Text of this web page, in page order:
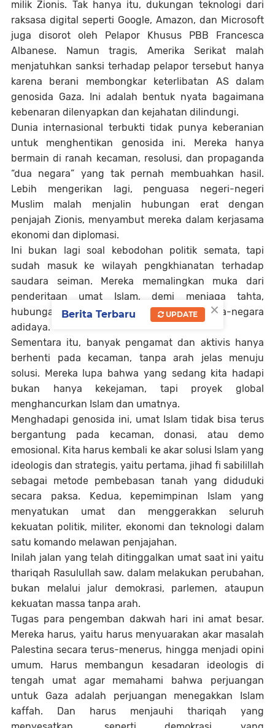
milik Zionis. Tak hanya itu, dukungan teknologi dari
raksasa digital seperti Google, Amazon, dan Microsoft
juga disorot oleh Pelapor Khusus PBB Francesca
Albanese. Namun tragis, Amerika Serikat malah
menjatuhkan sanksi terhadap pelapor tersebut hanya
karena berani membongkar keterlibatan AS dalam
genosida Gaza. Ini adalah bentuk nyata bagaimana
kebenaran dilenyapkan dan kejahatan dilindungi.
Dunia internasional terbukti tidak punya keberanian
untuk menghentikan genosida ini. Mereka hanya
bermain di ranah kecaman, resolusi, dan propaganda
“dua negara” yang tak pernah membuahkan hasil.
Lebih mengerikan lagi, penguasa negeri-negeri
Muslim malah menjalin hubungan erat dengan
penjajah Zionis, menyambut mereka dalam kerjasama
ekonomi dan diplomasi.
Ini bukan lagi soal kebodohan politik semata, tapi
sudah masuk ke wilayah pengkhianatan terhadap
saudara seiman. Mereka memalingkan muka dari
penderitaan umat Islam, demi menjaga tahta,
hubungan diplomatik, dan restu dari negara-negara
adidaya.
Sementara itu, banyak pengamat dan aktivis hanya
berhenti pada kecaman, tanpa arah jelas menuju
solusi. Mereka lupa bahwa yang sedang kita hadapi
bukan hanya kekejaman, tapi proyek global
menghancurkan Islam dan umatnya.
Menghadapi genosida ini, umat Islam tidak bisa terus
bergantung pada kecaman, donasi, atau demo
emosional. Kita harus kembali ke akar solusi Islam yang
ideologis dan strategis, yaitu pertama, jihad fi sabilillah
sebagai metode pembebasan tanah yang diduduki
secara paksa. Kedua, kepemimpinan Islam yang
menyatukan umat dan menggerakkan seluruh
kekuatan politik, militer, ekonomi dan teknologi dalam
satu komando melawan penjajahan.
Inilah jalan yang telah ditinggalkan umat saat ini yaitu
thariqah Rasulullah saw. dalam melakukan perubahan,
bukan melalui jalur demokrasi, parlemen, ataupun
kekuatan massa tanpa arah.
Tugas para pengemban dakwah hari ini amat besar.
Mereka harus, yaitu harus menyuarakan akar masalah
Palestina secara terus-menerus, hingga menjadi opini
umum. Harus membangun kesadaran ideologis di
tengah umat agar memahami bahwa perjuangan
untuk Gaza adalah perjuangan menegakkan Islam
kaffah. Dan harus menjauhi thariqah yang
×
Berita Terbaru UPDATE